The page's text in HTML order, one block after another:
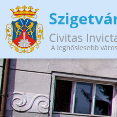
Ugrás a tartalomra